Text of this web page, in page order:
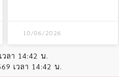
10/06/2026
ลา 14:42 น.
เวลา 14:42 น.